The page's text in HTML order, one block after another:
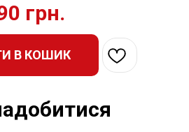
грн.
В КОШИК